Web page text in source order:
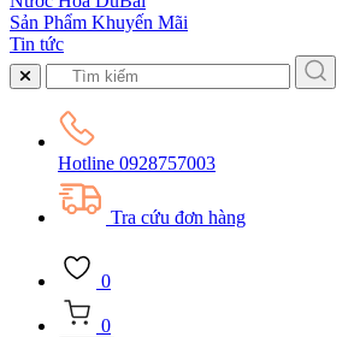
Sản Phẩm Khuyến Mãi
Tin tức
Hotline 0928757003
Tra cứu đơn hàng
0
0